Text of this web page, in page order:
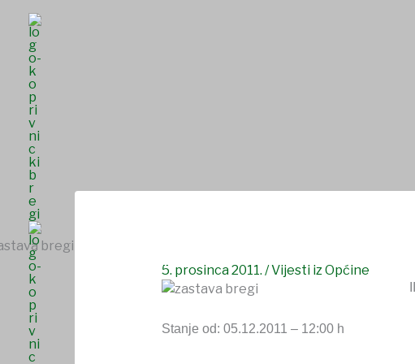
content
SAVJET MLADIH5. prosinca 2011. /Vijesti iz Općine
Stanje od: 05.12.2011 – 12:00 h